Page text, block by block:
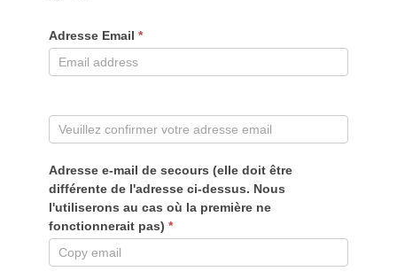
Adresse Email *
Adresse e-mail de secours (elle doit être
différente de l'adresse ci-dessus. Nous
l'utiliserons au cas où la première ne
fonctionnerait pas) *